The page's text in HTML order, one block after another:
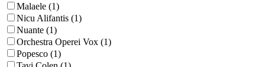
Malaele (1)
Nicu Alifantis (1)
Nuante (1)
Orchestra Operei Vox (1)
Popesco (1)